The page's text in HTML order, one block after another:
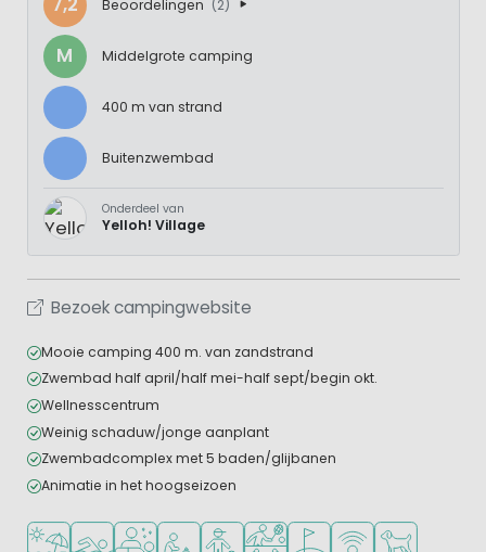
Beoordelingen (2)
M Middelgrote camping
400 m van strand
Buitenzwembad
Onderdeel van
Yelloh! Village
Bezoek campingwebsite
Mooie camping 400 m. van zandstrand
Zwembad half april/half mei-half sept/begin okt.
Wellnesscentrum
Weinig schaduw/jonge aanplant
Zwembadcomplex met 5 baden/glijbanen
Animatie in het hoogseizoen
Ligt bij strand en zee
Openlucht zwembad
Wellnessfaciliteiten
Aanbevolen voor jonge kinderen
Aanbevolen voor tieners
Veel mogelijkheden om te
Golfbaan in de buurt
WiFi beschikbaar
Huisdieren